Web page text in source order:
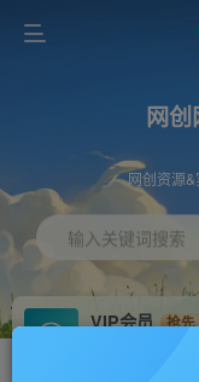
网
网创资源
输入关键词搜索
VIP会员
抢先